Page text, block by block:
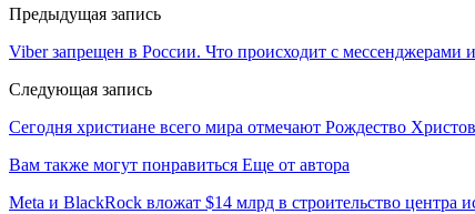
Предыдущая запись
Viber запрещен в России. Что происходит с мессенджерами
Следующая запись
Сегодня христиане всего мира отмечают Рождество
Вам также могут понравиться Еще от автора
Meta и BlackRock вложат $14 млрд в строительство центра